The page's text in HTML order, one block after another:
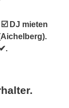
DJ mieten